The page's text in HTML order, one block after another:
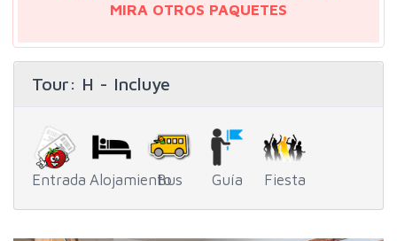
MIRA OTROS PAQUETES
Tour: H - Incluye
Entrada Alojamiento
Bus Guía Fiesta